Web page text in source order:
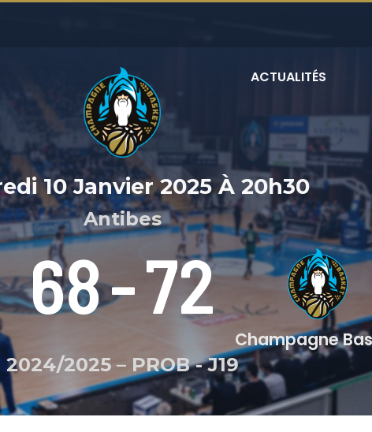
ACTUALITÉS
10 Janvier 2025À 20h30
Antibes
Champagne
72
-
68
2024/2025 – PROB-J19